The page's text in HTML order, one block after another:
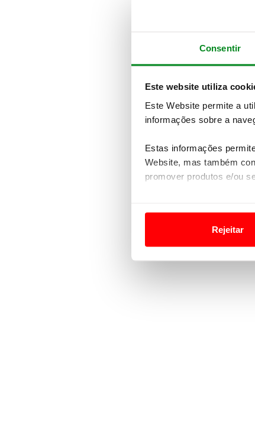
Consentir
Este website utiliza
Este Website permite a
informações sobre a
Estas informações
Website, mas também
promover produtos e/ou
Usamos cookies para
funcionalidades de redes
Adicionalmente
Rejeitar